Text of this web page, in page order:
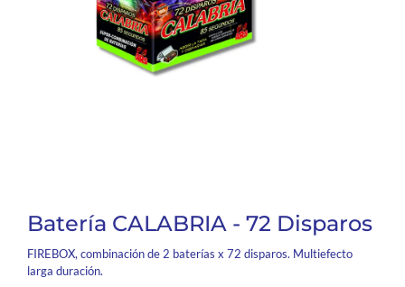
Batería CALABRIA - 72 Disparos
FIREBOX, combinación de 2 baterías x 72 disparos. Multiefecto
larga duración.